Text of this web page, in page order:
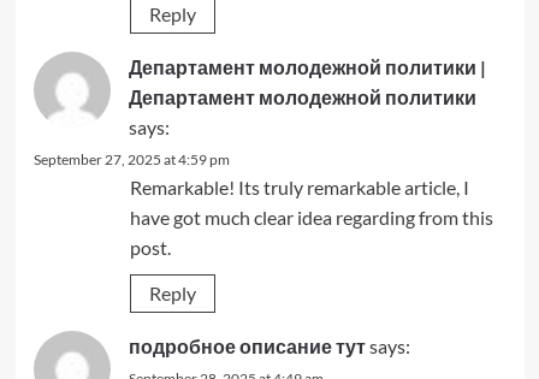
Reply
Департамент молодежной политики |
Департамент молодежной политики
says:
September 27, 2025 at 4:59 pm
Remarkable! Its truly remarkable article, I
have got much clear idea regarding from this
post.
Reply
подробное описание тутsays: